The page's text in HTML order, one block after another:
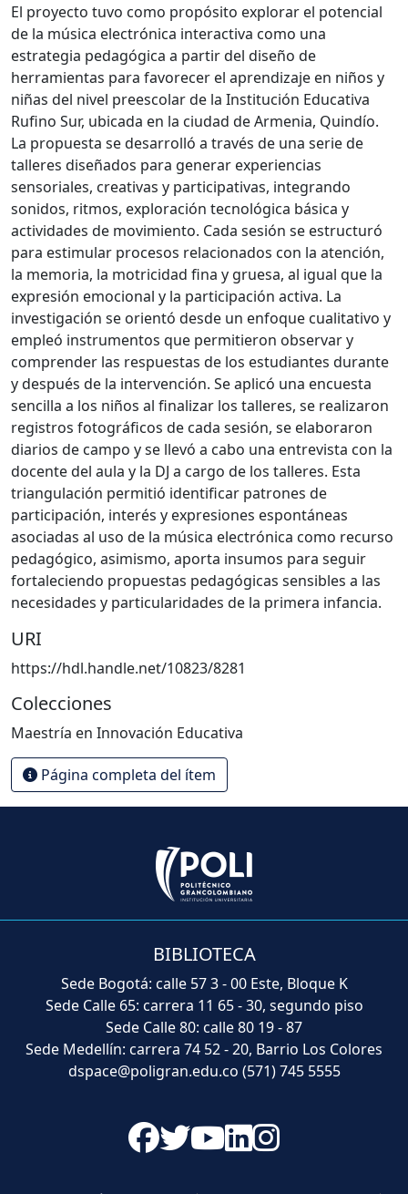
El proyecto tuvo como propósito explorar el potencial
de la música electrónica interactiva como una
estrategia pedagógica a partir del diseño de
herramientas para favorecer el aprendizaje en niños y
niñas del nivel preescolar de la Institución Educativa
Rufino Sur, ubicada en la ciudad de Armenia, Quindío.
La propuesta se desarrolló a través de una serie de
talleres diseñados para generar experiencias
sensoriales, creativas y participativas, integrando
sonidos, ritmos, exploración tecnológica básica y
actividades de movimiento. Cada sesión se estructuró
para estimular procesos relacionados con la atención,
la memoria, la motricidad fina y gruesa, al igual que la
expresión emocional y la participación activa. La
investigación se orientó desde un enfoque cualitativo y
empleó instrumentos que permitieron observar y
comprender las respuestas de los estudiantes durante
y después de la intervención. Se aplicó una encuesta
sencilla a los niños al finalizar los talleres, se realizaron
registros fotográficos de cada sesión, se elaboraron
diarios de campo y se llevó a cabo una entrevista con la
docente del aula y la DJ a cargo de los talleres. Esta
triangulación permitió identificar patrones de
participación, interés y expresiones espontáneas
asociadas al uso de la música electrónica como recurso
pedagógico, asimismo, aporta insumos para seguir
fortaleciendo propuestas pedagógicas sensibles a las
necesidades y particularidades de la primera infancia.
URI
https://hdl.handle.net/10823/8281
Colecciones
Maestría en Innovación Educativa
Página completa del ítem
BIBLIOTECA
Sede Bogotá: calle 57 3 - 00 Este, Bloque K
Sede Calle 65: carrera 11 65 - 30, segundo piso
Sede Calle 80: calle 80 19 - 87
Sede Medellín: carrera 74 52 - 20, Barrio Los Colores
dspace@poligran.edu.co (571) 745 5555